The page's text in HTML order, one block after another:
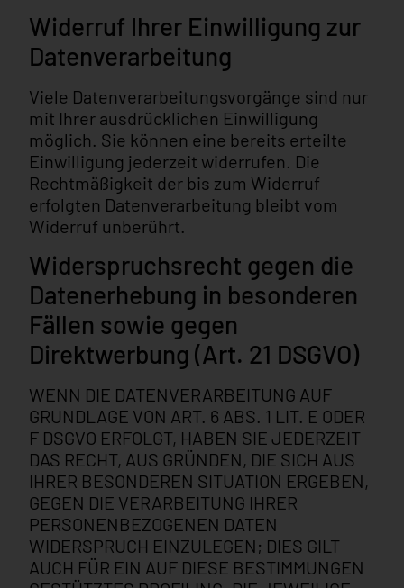
Widerruf Ihrer Einwilligung zur
Datenverarbeitung
Viele Datenverarbeitungsvorgänge sind nur
mit Ihrer ausdrücklichen Einwilligung
möglich. Sie können eine bereits erteilte
Einwilligung jederzeit widerrufen. Die
Rechtmäßigkeit der bis zum Widerruf
erfolgten Datenverarbeitung bleibt vom
Widerruf unberührt.
Widerspruchsrecht gegen die
Datenerhebung in besonderen
Fällen sowie gegen
Direktwerbung (Art. 21 DSGVO)
WENN DIE DATENVERARBEITUNG AUF
GRUNDLAGE VON ART. 6 ABS. 1 LIT. E ODER
F DSGVO ERFOLGT, HABEN SIE JEDERZEIT
DAS RECHT, AUS GRÜNDEN, DIE SICH AUS
IHRER BESONDEREN SITUATION ERGEBEN,
GEGEN DIE VERARBEITUNG IHRER
PERSONENBEZOGENEN DATEN
WIDERSPRUCH EINZULEGEN; DIES GILT
AUCH FÜR EIN AUF DIESE BESTIMMUNGEN